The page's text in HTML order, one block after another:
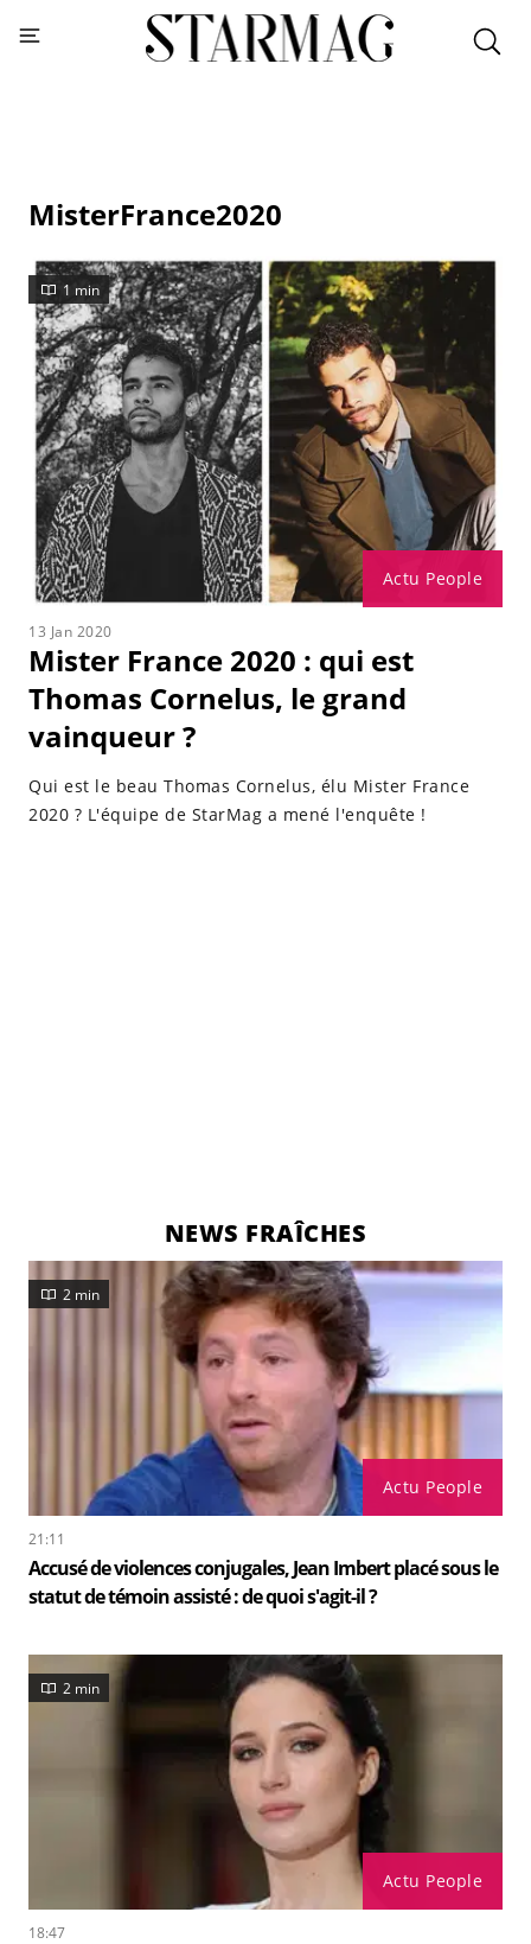
MisterFrance2020
Actu People
1 min
13 Jan 2020
Mister France 2020 : qui est
Thomas Cornelus, le grand
vainqueur ?
Qui est le beau Thomas Cornelus, élu Mister France
2020 ? L'équipe de StarMag a mené l'enquête !
NEWS FRAÎCHES
Actu People
2 min
21:11
Accusé de violences conjugales, Jean Imbert placé sous le
statut de témoin assisté : de quoi s'agit-il ?
Actu People
2 min
18:47